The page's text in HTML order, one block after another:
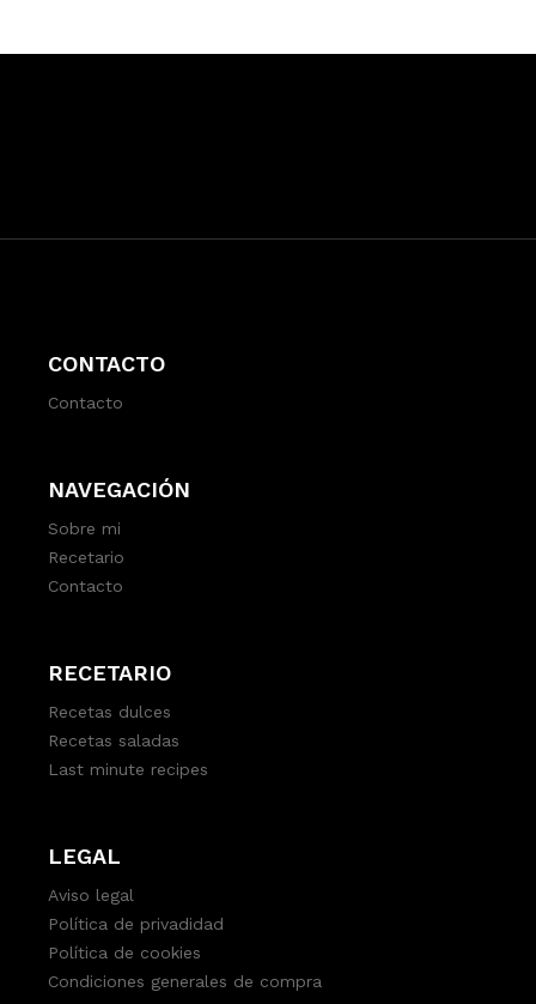
CONTACTO
Contacto
NAVEGACIÓN
Sobre mi
Recetario
Contacto
RECETARIO
Recetas dulces
Recetas saladas
Last minute recipes
LEGAL
Aviso legal
Política de privadidad
Política de cookies
Condiciones generales de compra